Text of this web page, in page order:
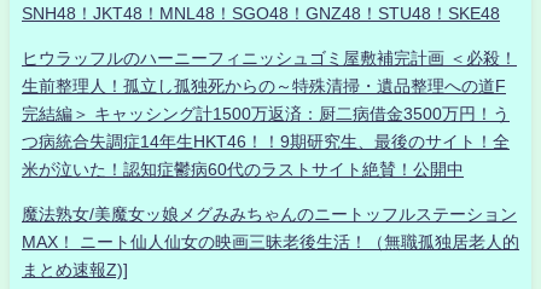
SNH48！JKT48！MNL48！SGO48！GNZ48！STU48！SKE48
ヒウラッフルのハーニーフィニッシュゴミ屋敷補完計画 ＜必殺！
生前整理人！孤立し孤独死からの～特殊清掃・遺品整理への道F
完結編＞ キャッシング計1500万返済：厨二病借金3500万円！う
つ病統合失調症14年生HKT46！！9期研究生、最後のサイト！全
米が泣いた！認知症鬱病60代のラストサイト絶賛！公開中
魔法熟女/美魔女ッ娘メグみみちゃんのニートッフルステーション
MAX！ ニート仙人仙女の映画三昧老後生活！（無職孤独居老人的
まとめ速報Z)]